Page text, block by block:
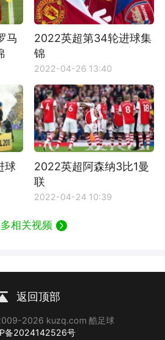
马
2022英超第34轮进球集
锦
2022-04-26 13:40
球
2022英超阿森纳3比1曼
联
2022-04-24 10:39
相关视频
返回顶部
2026 kuzq.com 酷足球
备2024142526号